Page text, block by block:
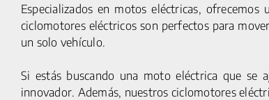
Especializados en motos eléctricas,
ciclomotores eléctricos son perfectos para
un solo vehículo.
Si estás buscando una moto eléctrica que se
innovador. Además, nuestros ciclomotores